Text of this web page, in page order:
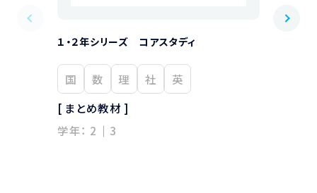
１・２年シリーズ コアスタディ
国 数 理 社
英
[ まとめ教材 ]
学年： 2 3